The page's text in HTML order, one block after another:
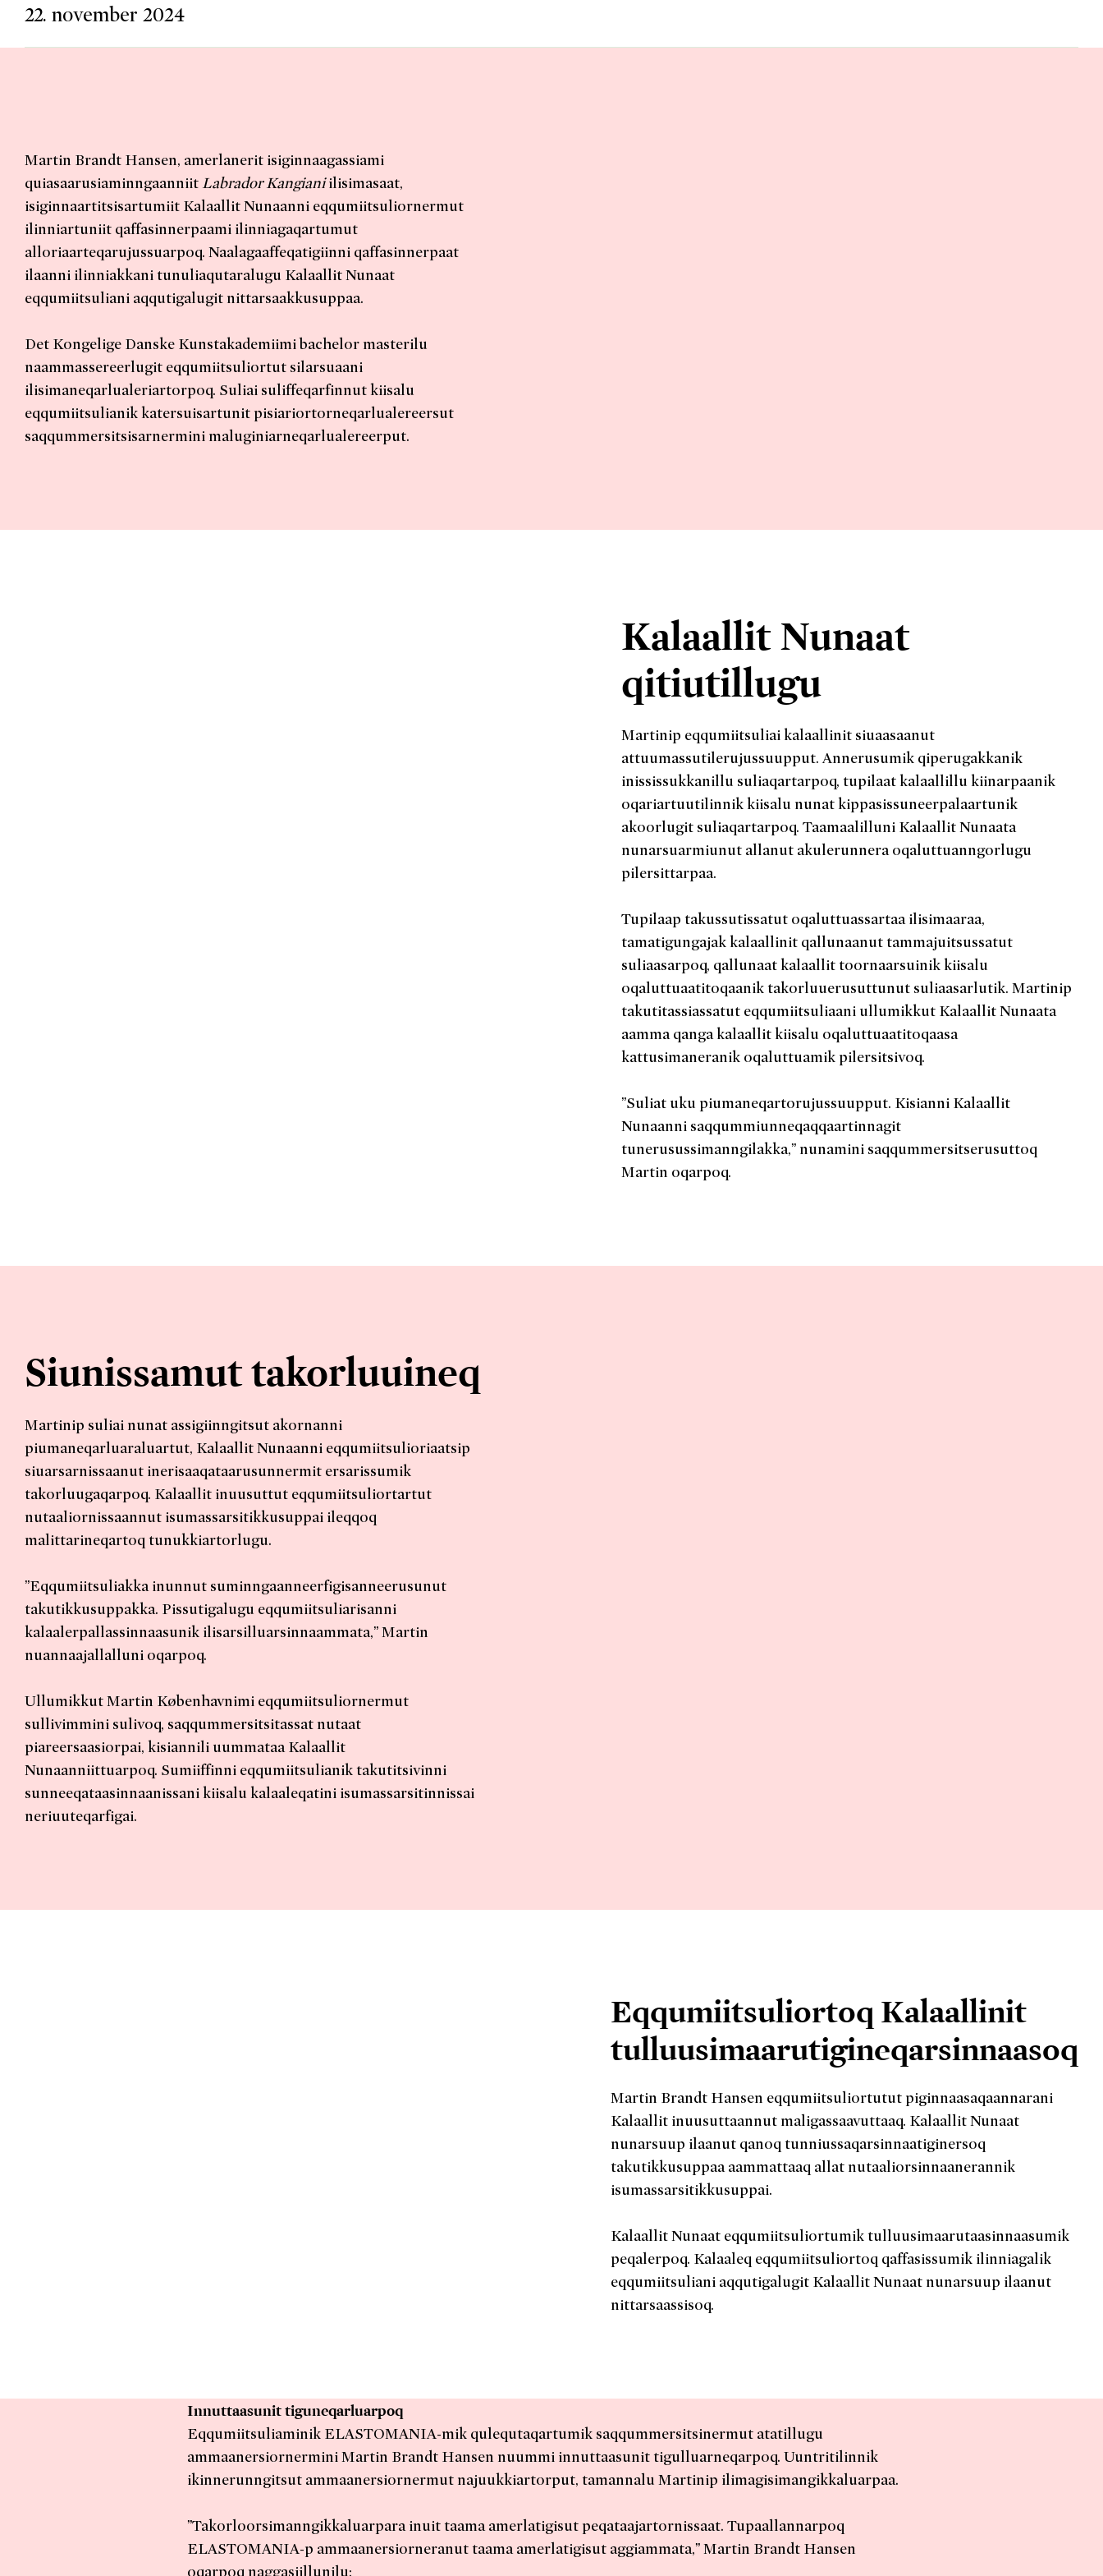
22. november 2024
Martin Brandt Hansen, amerlanerit isiginnaagassiami
quiasaarusiaminngaanniitLabrador Kangianiilisimasaat,
isiginnaartitsisartumiit Kalaallit Nunaanni eqqumiitsuliornermut
ilinniartuniit qaffasinnerpaami ilinniagaqartumut
alloriaarteqarujussuarpoq. Naalagaaffeqatigiinni qaffasinnerpaat
ilaanni ilinniakkani tunuliaqutaralugu Kalaallit Nunaat
eqqumiitsuliani aqqutigalugit nittarsaakkusuppaa.
Det Kongelige Danske Kunstakademiimi bachelor masterilu
naammassereerlugit eqqumiitsuliortut silarsuaani
ilisimaneqarlualeriartorpoq. Suliai suliffeqarfinnut kiisalu
eqqumiitsulianik katersuisartunit pisiariortorneqarlualereersut
saqqummersitsisarnermini maluginiarneqarlualereerput.
Kalaallit Nunaat
qitiutillugu
Martinip eqqumiitsuliai kalaallinit siuaasaanut
attuumassutilerujussuupput. Annerusumik qiperugakkanik
inississukkanillu suliaqartarpoq, tupilaat kalaallillu kiinarpaanik
oqariartuutilinnik kiisalu nunat kippasissuneerpalaartunik
akoorlugit suliaqartarpoq. Taamaalilluni Kalaallit Nunaata
nunarsuarmiunut allanut akulerunnera oqaluttuanngorlugu
pilersittarpaa.
Tupilaap takussutissatut oqaluttuassartaa ilisimaaraa,
tamatigungajak kalaallinit qallunaanut tammajuitsussatut
suliaasarpoq, qallunaat kalaallit toornaarsuinik kiisalu
oqaluttuaatitoqaanik takorluuerusuttunut suliaasarlutik. Martinip
takutitassiassatut eqqumiitsuliaani ullumikkut Kalaallit Nunaata
aamma qanga kalaallit kiisalu oqaluttuaatitoqaasa
kattusimaneranik oqaluttuamik pilersitsivoq.
”Suliat uku piumaneqartorujussuupput. Kisianni Kalaallit
Nunaanni saqqummiunneqaqqaartinnagit
tunerusussimanngilakka,” nunamini saqqummersitserusuttoq
Martin oqarpoq.
Siunissamut takorluuineq
Martinip suliai nunat assigiinngitsut akornanni
piumaneqarluaraluartut, Kalaallit Nunaanni eqqumiitsulioriaatsip
siuarsarnissaanut inerisaaqataarusunnermit ersarissumik
takorluugaqarpoq. Kalaallit inuusuttut eqqumiitsuliortartut
nutaaliornissaannut isumassarsitikkusuppai ileqqoq
malittarineqartoq tunukkiartorlugu.
”Eqqumiitsuliakka inunnut suminngaanneerfigisanneerusunut
takutikkusuppakka. Pissutigalugu eqqumiitsuliarisanni
kalaalerpallassinnaasunik ilisarsilluarsinnaammata,” Martin
nuannaajallalluni oqarpoq.
Ullumikkut Martin Københavnimi eqqumiitsuliornermut
sullivimmini sulivoq, saqqummersitsitassat nutaat
piareersaasiorpai, kisiannili uummataa Kalaallit
Nunaanniittuarpoq. Sumiiffinni eqqumiitsulianik takutitsivinni
sunneeqataasinnaanissani kiisalu kalaaleqatini isumassarsitinnissai
neriuuteqarfigai.
Eqqumiitsuliortoq Kalaallinit
tulluusimaarutigineqarsinnaasoq
Martin Brandt Hansen eqqumiitsuliortutut piginnaasaqaannarani
Kalaallit inuusuttaannut maligassaavuttaaq. Kalaallit Nunaat
nunarsuup ilaanut qanoq tunniussaqarsinnaatiginersoq
takutikkusuppaa aammattaaq allat nutaaliorsinnaanerannik
isumassarsitikkusuppai.
Kalaallit Nunaat eqqumiitsuliortumik tulluusimaarutaasinnaasumik
peqalerpoq. Kalaaleq eqqumiitsuliortoq qaffasissumik ilinniagalik
eqqumiitsuliani aqqutigalugit Kalaallit Nunaat nunarsuup ilaanut
nittarsaassisoq.
Innuttaasunit tiguneqarluarpoq
Eqqumiitsuliaminik ELASTOMANIA-mik qulequtaqartumik saqqummersitsinermut atatillugu
ammaanersiornermini Martin Brandt Hansen nuummi innuttaasunit tigulluarneqarpoq. Uuntritilinnik
ikinnerunngitsut ammaanersiornermut najuukkiartorput, tamannalu Martinip ilimagisimangikkaluarpaa.
”Takorloorsimanngikkaluarpara inuit taama amerlatigisut peqataajartornissaat. Tupaallannarpoq
ELASTOMANIA-p ammaanersiorneranut taama amerlatigisut aggiammata,” Martin Brandt Hansen
oqarpoq naggasiillunilu: